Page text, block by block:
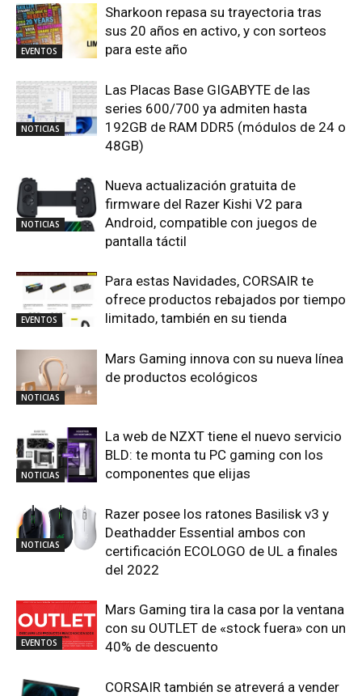
EVENTOS
Sharkoon repasa su trayectoria tras
sus 20 años en activo, y con sorteos
para este año
NOTICIAS
Las Placas Base GIGABYTE de las
series 600/700 ya admiten hasta
192GB de RAM DDR5 (módulos de 24 o
48GB)
NOTICIAS
Nueva actualización gratuita de
firmware del Razer Kishi V2 para
Android, compatible con juegos de
pantalla táctil
EVENTOS
Para estas Navidades, CORSAIR te
ofrece productos rebajados por tiempo
limitado, también en su tienda
NOTICIAS
Mars Gaming innova con su nueva línea
de productos ecológicos
NOTICIAS
La web de NZXT tiene el nuevo servicio
BLD: te monta tu PC gaming con los
componentes que elijas
NOTICIAS
Razer posee los ratones Basilisk v3 y
Deathadder Essential ambos con
certificación ECOLOGO de UL a finales
del 2022
EVENTOS
Mars Gaming tira la casa por la ventana
con su OUTLET de «stock fuera» con un
40% de descuento
CORSAIR también se atreverá a vender